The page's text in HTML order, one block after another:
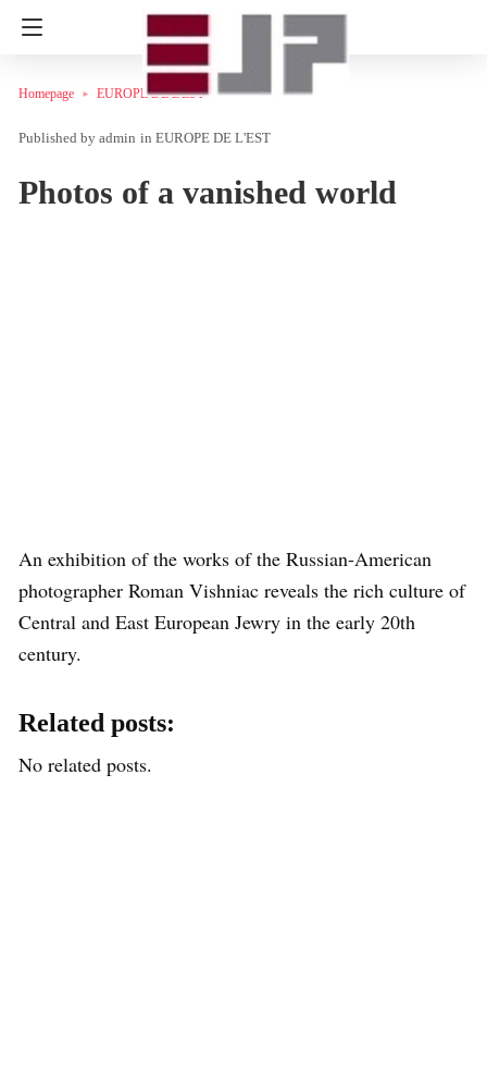
Homepage EUROPE DE L'EST
admin in EUROPE DE L'EST
Photos of a vanished world
An exhibition of the works of the Russian-American
photographer Roman Vishniac reveals the rich culture of
Central and East European Jewry in the early 20th
century.
Related posts:
No related posts.